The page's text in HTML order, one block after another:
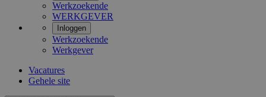
Werkzoekende
WERKGEVER
Inloggen
Werkzoekende
Werkgever
Vacatures
Gehele site